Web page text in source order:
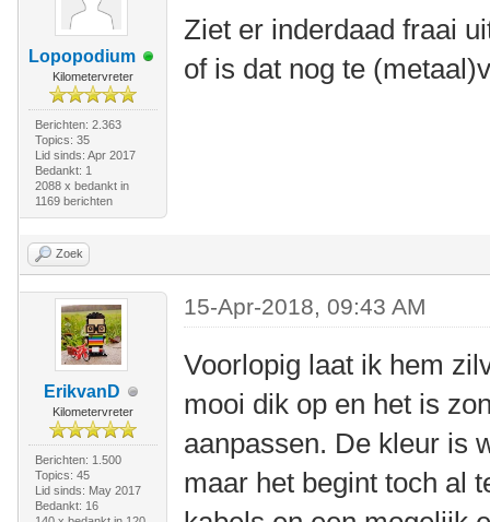
Lopopodium
Kilometervreter
Berichten: 2.363
Topics: 35
Lid sinds: Apr 2017
Bedankt: 1
2088 x bedankt in
1169 berichten
Ziet er inderdaad fraai
of is dat nog te
Zoek
ErikvanD
Kilometervreter
Berichten: 1.500
Topics: 45
Lid sinds: May 2017
Bedankt: 16
15-Apr-2018, 09:43 AM
Voorlopig laat ik hem
mooi dik op en het is
aanpassen. De kleur is
maar het begint toch al